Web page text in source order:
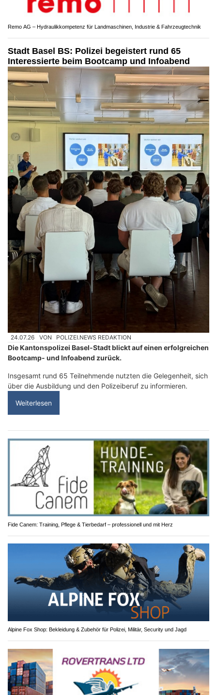
Remo AG – Hydraulikkompetenz für Landmaschinen, Industrie & Fahrzeugtechnik
Stadt Basel BS: Polizei begeistert rund 65
Interessierte beim Bootcamp und Infoabend
24.07.26 VON POLIZEI.NEWS REDAKTION
Die Kantonspolizei Basel-Stadt blickt auf einen erfolgreichen
Bootcamp- und Infoabend zurück.
Insgesamt rund 65 Teilnehmende nutzten die Gelegenheit, sich
über die Ausbildung und den Polizeiberuf zu informieren.
Weiterlesen
Fide Canem: Training, Pflege & Tierbedarf – professionell und mit Herz
Alpine Fox Shop: Bekleidung & Zubehör für Polizei, Militär, Security und Jagd